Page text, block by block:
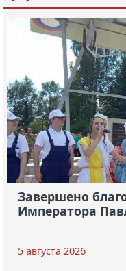
Завершено
Императора
5 августа 2026